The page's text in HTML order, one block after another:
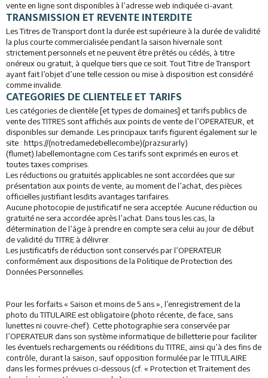
vente en ligne sont disponibles à l’adresse web indiquée ci-avant.
TRANSMISSION ET REVENTE INTERDITE
Les Titres de Transport dont la durée est supérieure à la durée de validité
la plus courte commercialisée pendant la saison hivernale sont
strictement personnels et ne peuvent être prêtés ou cédés, à titre
onéreux ou gratuit, à quelque tiers que ce soit. Tout Titre de Transport
ayant fait l’objet d’une telle cession ou mise à disposition est considéré
comme invalide.
CATEGORIES DE CLIENTELE ET TARIFS
Les catégories de clientèle [et types de domaines] et tarifs publics de
vente des TITRES sont affichés aux points de vente de l’OPERATEUR, et
disponibles sur demande. Les principaux tarifs figurent également sur le
site : https://(notredamedebellecombe)(prazsurarly)
(flumet).labellemontagne.com Ces tarifs sont exprimés en euros et
toutes taxes comprises.
Les réductions ou gratuités applicables ne sont accordées que sur
présentation aux points de vente, au moment de l’achat, des pièces
officielles justifiant lesdits avantages tarifaires.
Aucune photocopie de justificatif ne sera acceptée. Aucune réduction ou
gratuité ne sera accordée après l’achat. Dans tous les cas, la
détermination de l’âge à prendre en compte sera celui au jour de début
de validité du TITRE à délivrer.
Les justificatifs de réduction sont conservés par l’OPERATEUR
conformément aux dispositions de la Politique de Protection des
Données Personnelles.
Pour les forfaits « Saison et moins de 5 ans », l’enregistrement de la
photo du TITULAIRE est obligatoire (photo récente, de face, sans
lunettes ni couvre-chef). Cette photographie sera conservée par
l’OPERATEUR dans son système informatique de billetterie pour faciliter
les éventuels rechargements ou rééditions du TITRE, ainsi qu’à des fins de
contrôle, durant la saison, sauf opposition formulée par le TITULAIRE
dans les formes prévues ci-dessous (cf. « Protection et Traitement des